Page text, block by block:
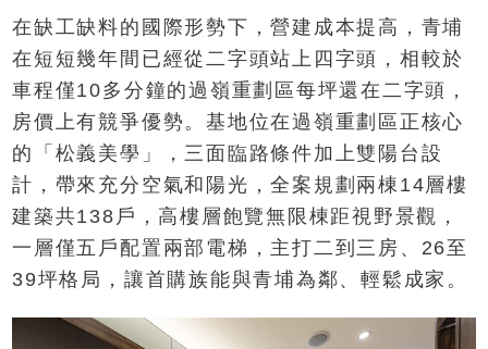
在缺工缺料的國際形勢下，營建成本提高，青埔
在短短幾年間已經從二字頭站上四字頭，相較於
車程僅10多分鐘的過嶺重劃區每坪還在二字頭，
房價上有競爭優勢。基地位在過嶺重劃區正核心
的「松義美學」，三面臨路條件加上雙陽台設
計，帶來充分空氣和陽光，全案規劃兩棟14層樓
建築共138戶，高樓層飽覽無限棟距視野景觀，
一層僅五戶配置兩部電梯，主打二到三房、26至
39坪格局，讓首購族能與青埔為鄰、輕鬆成家。